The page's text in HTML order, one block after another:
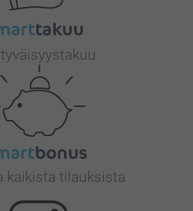
kaikista tilauksista